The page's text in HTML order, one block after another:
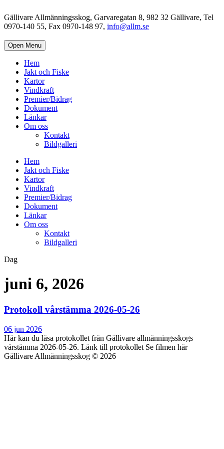
Gällivare Allmänningsskog, Garvaregatan 8, 982 32 Gällivare, Tel
0970-140 55, Fax 0970-148 97, info@allm.se
Open Menu
Hem
Jakt och Fiske
Kartor
Vindkraft
Premier/Bidrag
Dokument
Länkar
Om oss
Kontakt
Bildgalleri
Hem
Jakt och Fiske
Kartor
Vindkraft
Premier/Bidrag
Dokument
Länkar
Om oss
Kontakt
Bildgalleri
Dag
juni 6, 2026
Protokoll vårstämma 2026-05-26
06 jun 2026
Här kan du läsa protokollet från Gällivare allmänningsskogs
vårstämma 2026-05-26. Länk till protokollet Se filmen här
Gällivare Allmänningsskog © 2026